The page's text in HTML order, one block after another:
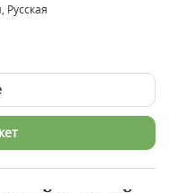
Русская